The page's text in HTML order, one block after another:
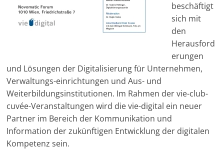
beschäftigt
sich mit
den
Herausford
erungen
und Lösungen der Digitalisierung für Unternehmen,
Verwaltungs-einrichtungen und Aus- und
Weiterbildungsinstitutionen. Im Rahmen der vie-club-
cuvée-Veranstaltungen wird die vie-digital ein neuer
Partner im Bereich der Kommunikation und
Information der zukünftigen Entwicklung der digitalen
Kompetenz sein.